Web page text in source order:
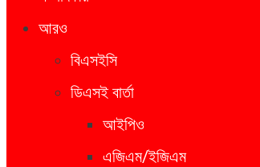
আরও
বিএসইসি
ডিএসই বার্তা
আইপিও
এজিএম/ইজিএম